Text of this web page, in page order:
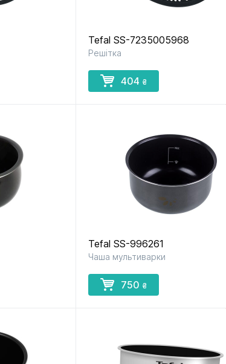
Tefal SS-7235005968
Решітка
404 ₴
Tefal SS-996261
Чаша мультиварки
750 ₴